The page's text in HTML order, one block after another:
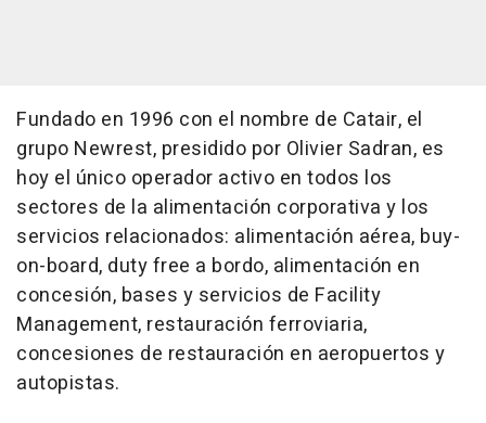
Fundado en 1996 con el nombre de Catair, el
grupo Newrest, presidido por Olivier Sadran, es
hoy el único operador activo en todos los
sectores de la alimentación corporativa y los
servicios relacionados: alimentación aérea, buy-
on-board, duty free a bordo, alimentación en
concesión, bases y servicios de Facility
Management, restauración ferroviaria,
concesiones de restauración en aeropuertos y
autopistas.